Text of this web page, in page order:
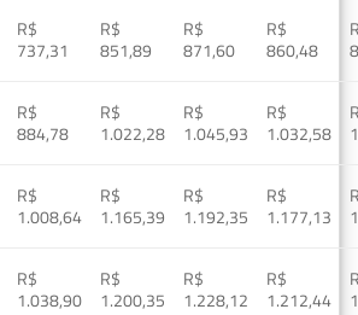
R$
737,31
R$
851,89
R$
871,60
R$
860,48
R$
884,78
R$
1.022,28
R$
1.045,93
R$
1.032,58
R$
1.008,64
R$
1.165,39
R$
1.192,35
R$
1.177,13
R$
1.038,90
R$
1.200,35
R$
1.228,12
R$
1.212,44